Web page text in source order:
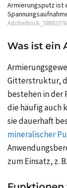
Armierungsputz ist
AdobeStock_58892376
Was ist ein
Gitterstruktur,
bestehen in der
die häufig auch
sie dauerhaft
mineralischer
zum Einsatz, z.